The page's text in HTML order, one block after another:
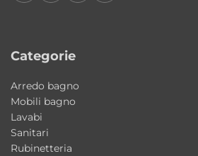
Categorie
Arredo bagno
Mobili bagno
Lavabi
Sanitari
Rubinetteria